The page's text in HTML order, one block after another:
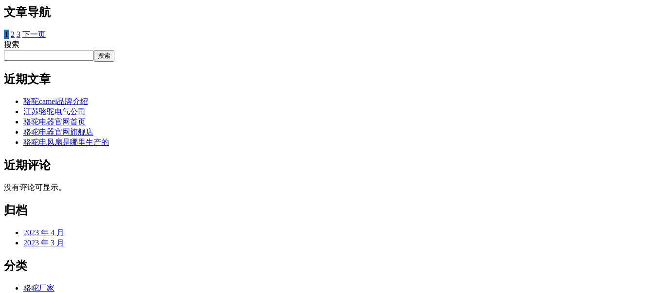
文章导航
1 2 3 下一页
搜索
搜索
近期文章
骆驼camel品牌介绍
江苏骆驼电气公司
骆驼电器官网首页
骆驼电器官网旗舰店
骆驼电风扇是哪里生产的
近期评论
没有评论可显示。
归档
2023 年 4 月
2023 年 3 月
分类
骆驼厂家